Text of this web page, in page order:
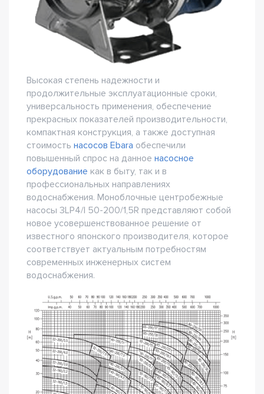
Высокая степень надежности и
продолжительные эксплуатационные сроки,
универсальность применения, обеспечение
прекрасных показателей производительности,
компактная конструкция, а также доступная
стоимость насосов Ebara обеспечили
повышенный спрос на данное насосное
оборудование как в быту, так и в
профессиональных направлениях
водоснабжения. Моноблочные центробежные
насосы 3LP4/I 50-200/1,5R представляют собой
новое усовершенствованное решение от
известного японского производителя, которое
соответствует актуальным потребностям
современных инженерных систем
водоснабжения.